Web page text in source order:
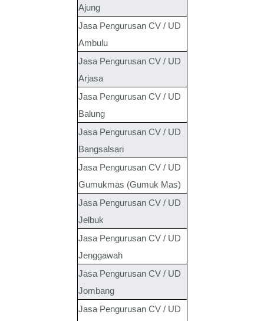
Ajung
Jasa Pengurusan CV / UD
Ambulu
Jasa Pengurusan CV / UD
Arjasa
Jasa Pengurusan CV / UD
Balung
Jasa Pengurusan CV / UD
Bangsalsari
Jasa Pengurusan CV / UD
Gumukmas (Gumuk Mas)
Jasa Pengurusan CV / UD
Jelbuk
Jasa Pengurusan CV / UD
Jenggawah
Jasa Pengurusan CV / UD
Jombang
Jasa Pengurusan CV / UD